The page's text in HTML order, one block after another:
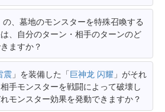
の、墓地のモンスターを特殊召喚する
、自分のターン・相手のターンのど
ますか？
震 」を装備した「巨神龙 闪耀 」がそれ
手モンスターを戦闘によって破壊し
モンスター効果を発動できますか？